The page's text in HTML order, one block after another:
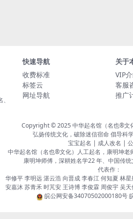
快速导航
收费标准
标签云
网址导航
关于
VIP
客服
推广
Copyright © 2025中华起名馆（名也®文
弘扬传统文化，破除迷信宿命 倡导科
宝宝起名 | 成人改名 |
中华起名馆（名也®文化）人工起名，康明坤老
康明坤师傅，深耕姓名学22 年、中国传
代表作：
华修平 李明远 湛云浩 向晋成 李春江 何知夏 林
安嘉沐 苏青禾 时芃安 王诗博 李俊霖 周俊宇 吴
皖公网安备34070502000180号